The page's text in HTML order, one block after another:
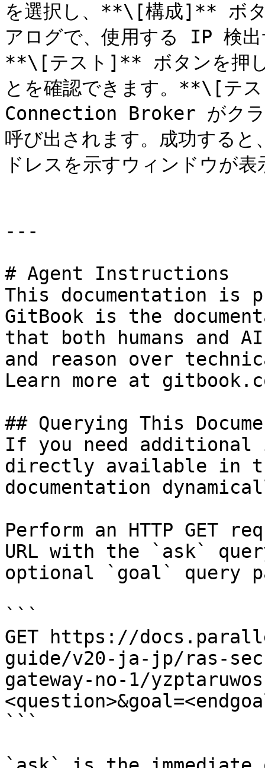
を選択し、**\[構成]** ボタ
アログで、使用する IP 検
**\[テスト]** ボタンを押し
とを確認できます。**\[テ
Connection Broker がクラ
呼び出されます。成功す
ドレスを示すウィンドウが
---
# Agent Instructions
This documentation is
GitBook is the
that both humans and
and reason over
Learn more at
## Querying This
If you need
directly available in
documentation
Perform an HTTP GET
URL with the `ask`
optional `goal` query
```
GET https://
guide/v20-ja-jp/ras-
gateway-no-1/
```